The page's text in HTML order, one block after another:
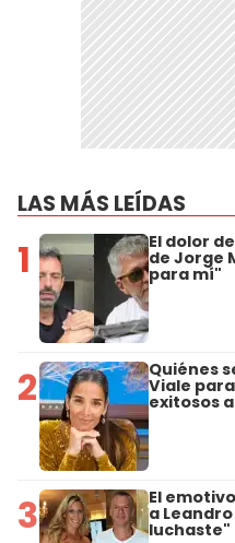
LAS MÁS LEÍDAS
1 El dolor
de Jorge
para mí"
2 Quiénes
Viale
exitosos
3 El
a
luchaste"